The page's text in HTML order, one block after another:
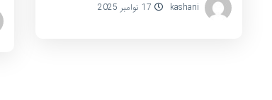
kashani